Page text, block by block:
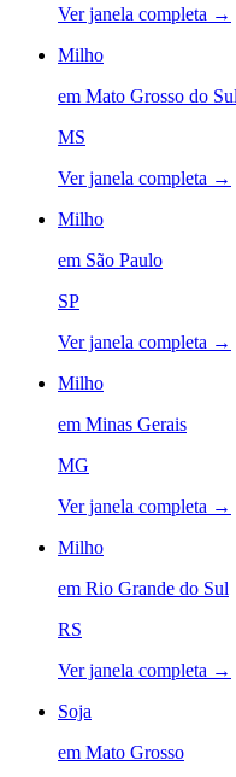
Ver janela completa →
Milho
em Mato Grosso do Sul
MS
Ver janela completa →
Milho
em São Paulo
SP
Ver janela completa →
Milho
em Minas Gerais
MG
Ver janela completa →
Milho
em Rio Grande do Sul
RS
Ver janela completa →
Soja
em Mato Grosso